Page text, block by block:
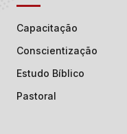
Capacitação
Conscientização
Estudo Bíblico
Pastoral